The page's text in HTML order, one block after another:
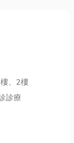
、2樓
診療